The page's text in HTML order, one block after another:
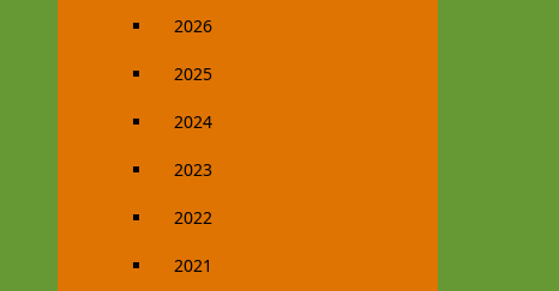
2026
2025
2024
2023
2022
2021